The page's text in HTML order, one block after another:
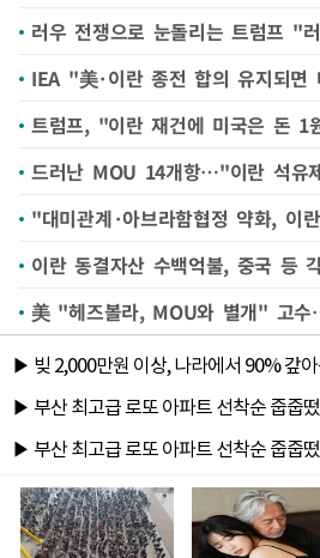
러우 전쟁으로 눈돌리는 트럼프 "